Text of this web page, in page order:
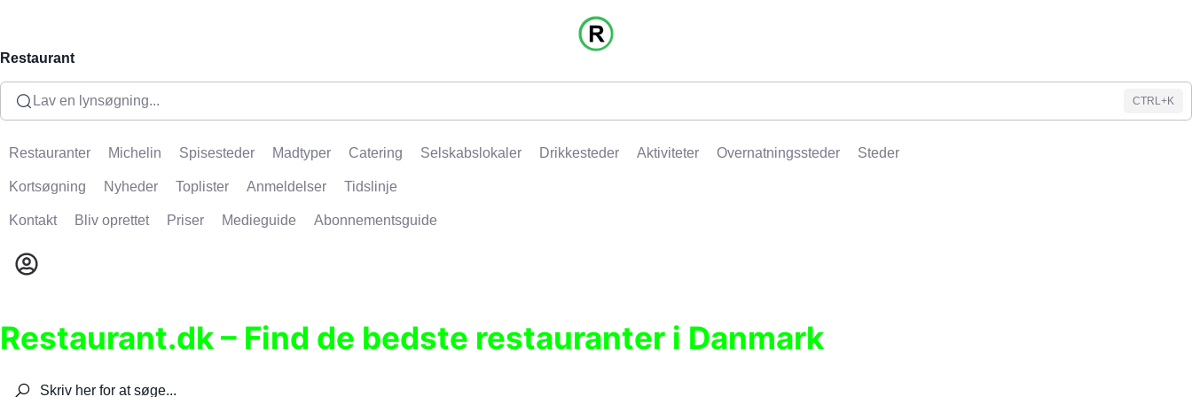
Restaurant
Lav en lynsøgning... CTRL+K
Restauranter Michelin Spisesteder Madtyper Catering Selskabslokaler Drikkesteder Aktiviteter Overnatningssteder Steder
Kortsøgning Nyheder Toplister Anmeldelser Tidslinje
Kontakt Bliv oprettet Priser Medieguide Abonnementsguide
Restaurant.dk – Find de bedste restauranter i Danmark